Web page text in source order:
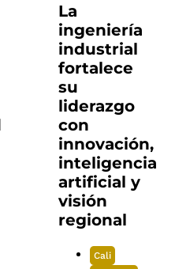
ingeniería
industrial
fortalece
liderazgo
con
innovación,
inteligencia
artificial y
visión
regional
Cali